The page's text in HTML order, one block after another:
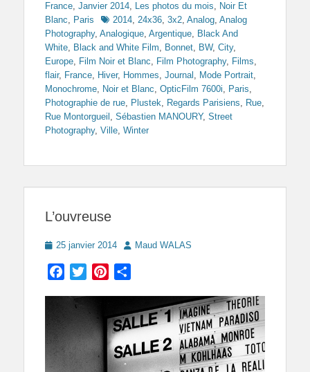
France, Janvier 2014, Les photos du mois, Noir Et
Blanc, Paris Tags2014, 24x36, 3x2, Analog, Analog
Photography, Analogique, Argentique, Black And
White, Black and White Film, Bonnet, BW, City,
Europe, Film Noir et Blanc, Film Photography, Films,
flair, France, Hiver, Hommes, Journal , Mode Portrait,
Monochrome, Noir et Blanc, OpticFilm 7600i, Paris,
Photographie de rue, Plustek, Regards Parisiens, Rue,
Rue Montorgueil , Sébastien MANOURY, Street
Photography, Ville, Winter
L’ouvreuse
Posted
25 janvier 2014 AuthorMaud WALAS
Facebook
TwitterPinterest